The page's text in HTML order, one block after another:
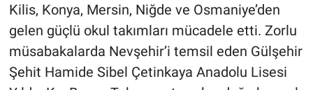
Kilis, Konya, Mersin, Niğde ve Osmaniye’den
gelen güçlü okul takımları mücadele etti. Zorlu
müsabakalarda Nevşehir’i temsil eden Gülşehir
Şehit Hamide Sibel Çetinkaya Anadolu Lisesi
Aksaray
Kırşehir